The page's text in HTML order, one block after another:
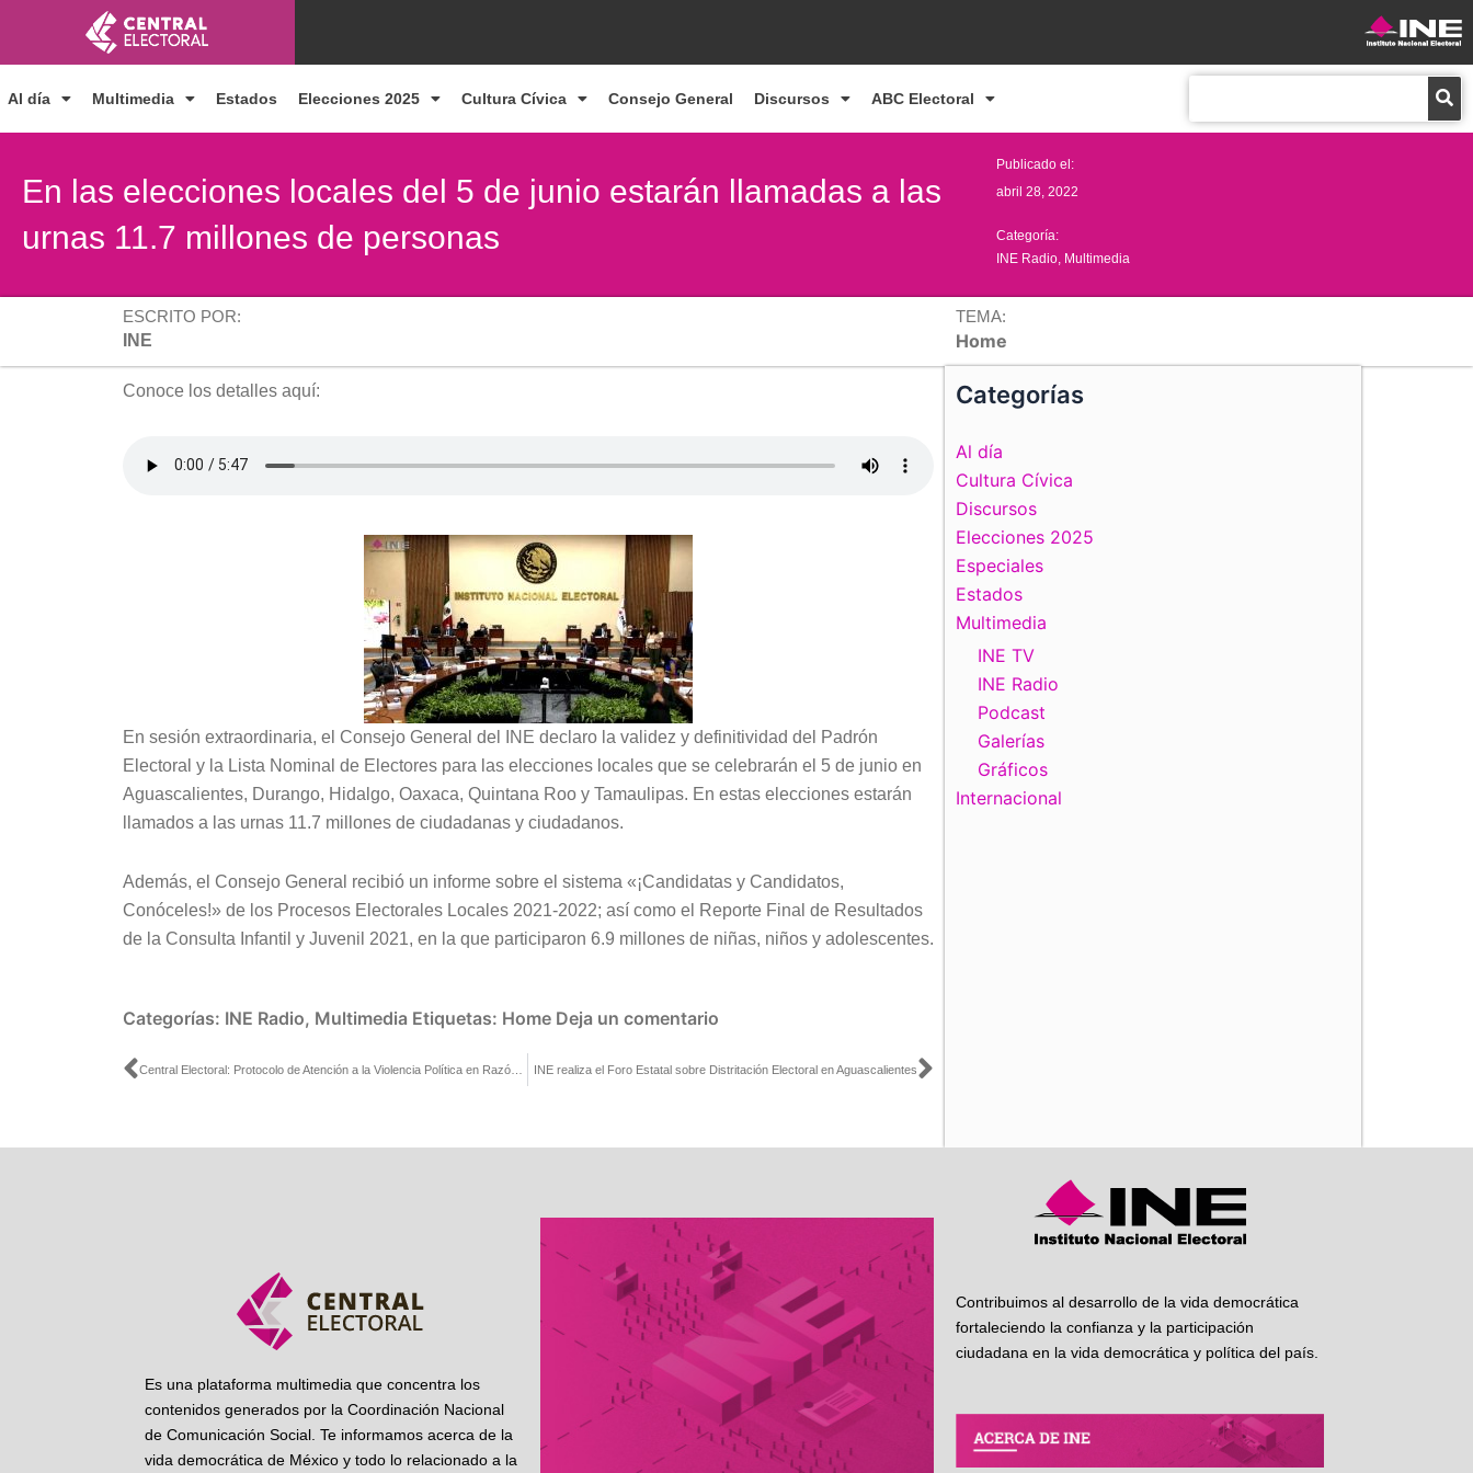
contenido
Al día Multimedia Estados Elecciones 2025 Cultura Cívica Consejo General Discursos ABC Electoral
En las elecciones locales del 5 de junio estarán llamadas a las
urnas 11.7 millones de personas
Publicado el:
abril 28, 2022
Categoría:
INE Radio Multimedia
ESCRITO POR:
INE
TEMA:
Home
Conoce los detalles aquí:
En sesión extraordinaria, el Consejo General del INE declaro la validez y definitividad del Padrón
Electoral y la Lista Nominal de Electores para las elecciones locales que se celebrarán el 5 de junio en
Aguascalientes, Durango, Hidalgo, Oaxaca, Quintana Roo y Tamaulipas. En estas elecciones estarán
llamados a las urnas 11.7 millones de ciudadanas y ciudadanos.
Además, el Consejo General recibió un informe sobre el sistema «¡Candidatas y Candidatos,
Conóceles!» de los Procesos Electorales Locales 2021-2022; así como el Reporte Final de Resultados
de la Consulta Infantil y Juvenil 2021, en la que participaron 6.9 millones de niñas, niños y adolescentes.
Categorías: INE Radio, Multimedia Etiquetas: Home Deja un comentario
Ant INE realiza el Foro Estatal sobre Distritación Electoral en AguascalientesSiguiente
Categorías
Al día
Cultura Cívica
Discursos
Elecciones 2025
Especiales
Estados
Multimedia
INE TV
INE Radio
Podcast
Galerías
Gráficos
Internacional
Es una plataforma multimedia que concentra los
contenidos generados por la Coordinación Nacional
de Comunicación Social. Te informamos acerca de la
vida democrática de México y todo lo relacionado a la
Contribuimos al desarrollo de la vida democrática
fortaleciendo la confianza y la participación
ciudadana en la vida democrática y política del país.